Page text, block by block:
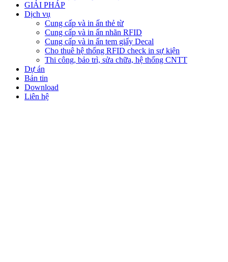
GIẢI PHÁP
Dịch vụ
Cung cấp và in ấn thẻ từ
Cung cấp và in ấn nhãn RFID
Cung cấp và in ấn tem giấy Decal
Cho thuê hệ thống RFID check in sự kiện
Thi công, bảo trì, sửa chữa, hệ thống CNTT
Dự án
Bản tin
Download
Liên hệ